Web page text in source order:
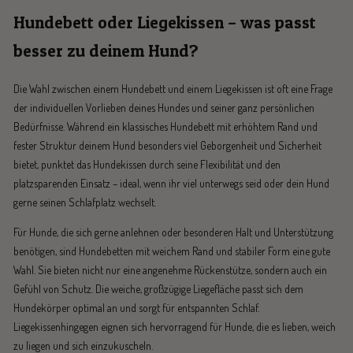
Hundebett oder Liegekissen – was passt
besser zu deinem Hund?
Die Wahl zwischen einem Hundebett und einem Liegekissen ist oft eine Frage
der individuellen Vorlieben deines Hundes und seiner ganz persönlichen
Bedürfnisse. Während ein klassisches Hundebett mit erhöhtem Rand und
fester Struktur deinem Hund besonders viel Geborgenheit und Sicherheit
bietet, punktet das Hundekissen durch seine Flexibilität und den
platzsparenden Einsatz – ideal, wenn ihr viel unterwegs seid oder dein Hund
gerne seinen Schlafplatz wechselt.
Für Hunde, die sich gerne anlehnen oder besonderen Halt und Unterstützung
benötigen, sind Hundebetten mit weichem Rand und stabiler Form eine gute
Wahl. Sie bieten nicht nur eine angenehme Rückenstütze, sondern auch ein
Gefühl von Schutz. Die weiche, großzügige Liegefläche passt sich dem
Hundekörper optimal an und sorgt für entspannten Schlaf.
Liegekissenhingegen eignen sich hervorragend für Hunde, die es lieben, weich
zu liegen und sich einzukuscheln.